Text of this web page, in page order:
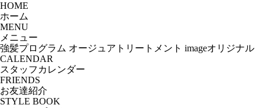
HOME
ホーム
MENU
メニュー
強髪プログラム オージュアトリートメント imageオリジナル
CALENDAR
スタッフカレンダー
FRIENDS
お友達紹介
STYLE BOOK